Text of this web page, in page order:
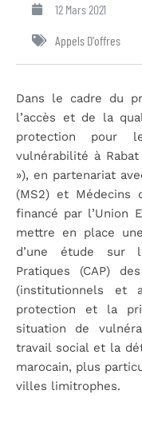
12 Mars 2021
Appels D'offres
Dans le cadre du
l’accès et de la
protection pour
vulnérabilité à
»), en partenariat
(MS2) et Médecins
financé par l’Union
mettre en place
d’une étude sur
Pratiques (CAP)
(institutionnels et
protection et la
situation de
travail social et la
marocain, plus
villes limitrophes.